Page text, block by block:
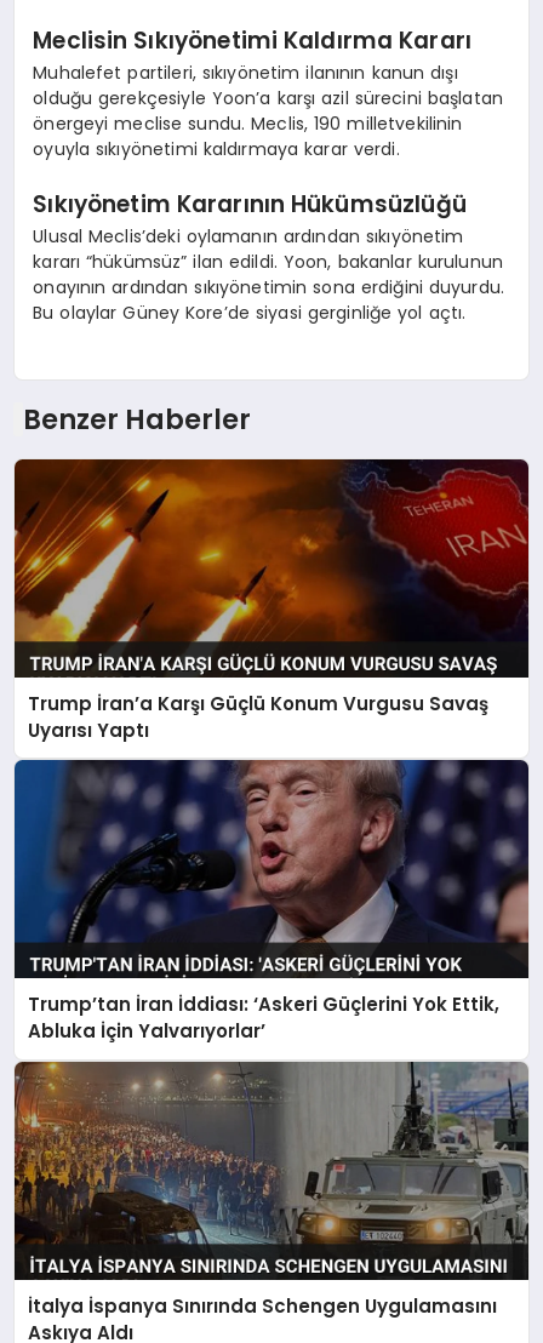
Meclisin Sıkıyönetimi Kaldırma Kararı
Muhalefet partileri, sıkıyönetim ilanının kanun dışı
olduğu gerekçesiyle Yoon’a karşı azil sürecini başlatan
önergeyi meclise sundu. Meclis, 190 milletvekilinin
oyuyla sıkıyönetimi kaldırmaya karar verdi.
Sıkıyönetim Kararının Hükümsüzlüğü
Ulusal Meclis’deki oylamanın ardından sıkıyönetim
kararı “hükümsüz” ilan edildi. Yoon, bakanlar kurulunun
onayının ardından sıkıyönetimin sona erdiğini duyurdu.
Bu olaylar Güney Kore’de siyasi gerginliğe yol açtı.
Benzer Haberler
Trump İran’a Karşı Güçlü Konum Vurgusu Savaş
Uyarısı Yaptı
Trump’tan İran İddiası: ‘Askeri Güçlerini Yok Ettik,
Abluka İçin Yalvarıyorlar’
İtalya İspanya Sınırında Schengen Uygulamasını
Askıya Aldı